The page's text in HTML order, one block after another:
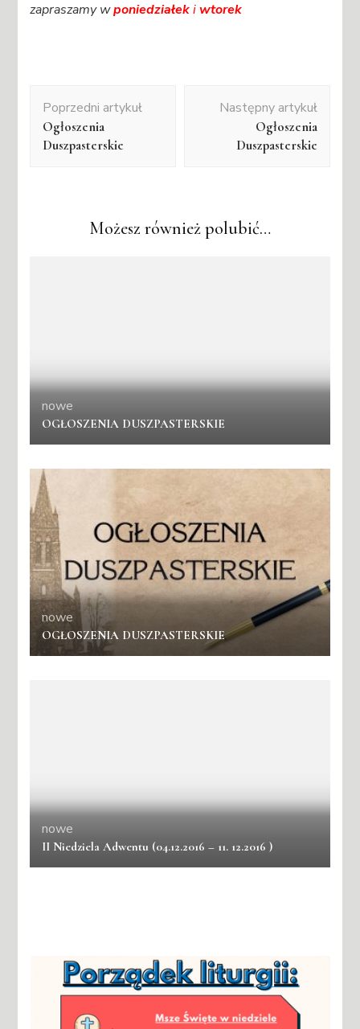
zapraszamy wponiedziałekiwtorek
wpisu
Poprzedni artykuł
Ogłoszenia
Duszpasterskie
Następny artykuł
Ogłoszenia
Duszpasterskie
Możesz również polubić…
nowe
OGŁOSZENIA DUSZPASTERSKIE
nowe
OGŁOSZENIA DUSZPASTERSKIE
nowe
II Niedziela Adwentu (04.12.2016 – 11. 12.2016 )